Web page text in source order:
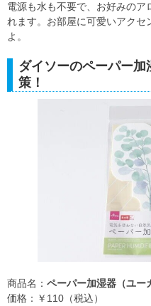
電源も水も不要で、お好みのア
れます。お部屋に可愛いアクセ
よ。
ダイソーのペーパー
策！
商品名： ペーパー加湿器（ユー
価格：￥110（税込）